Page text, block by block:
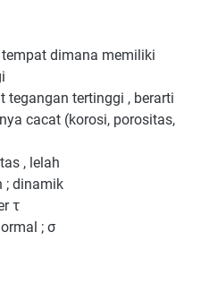
dimana memiliki
tegangan tertinggi , berarti
cacat (korosi, porositas,
, lelah
; dinamik
τ
; σ